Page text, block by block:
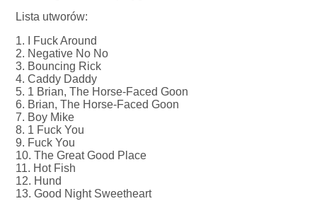
Lista utworów:
1. I Fuck Around
2. Negative No No
3. Bouncing Rick
4. Caddy Daddy
5. 1 Brian, The Horse-Faced Goon
6. Brian, The Horse-Faced Goon
7. Boy Mike
8. 1 Fuck You
9. Fuck You
10. The Great Good Place
11. Hot Fish
12. Hund
13. Good Night Sweetheart